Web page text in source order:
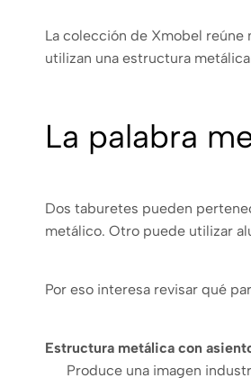
La colección de Xmobel
utilizan una estructura
La palabra
Dos taburetes pueden
metálico. Otro puede utilizar
Por eso interesa revisar qué
Estructura metálica con
Produce una imagen